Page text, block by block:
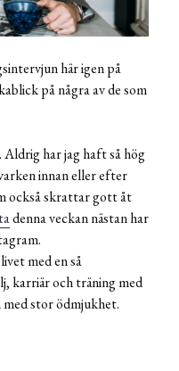
här igen på
på några av de som
Aldrig har jag haft så hög
innan eller efter
också skrattar gott åt
denna veckan nästan har
med en så
karriär och träning med
stor ödmjukhet.